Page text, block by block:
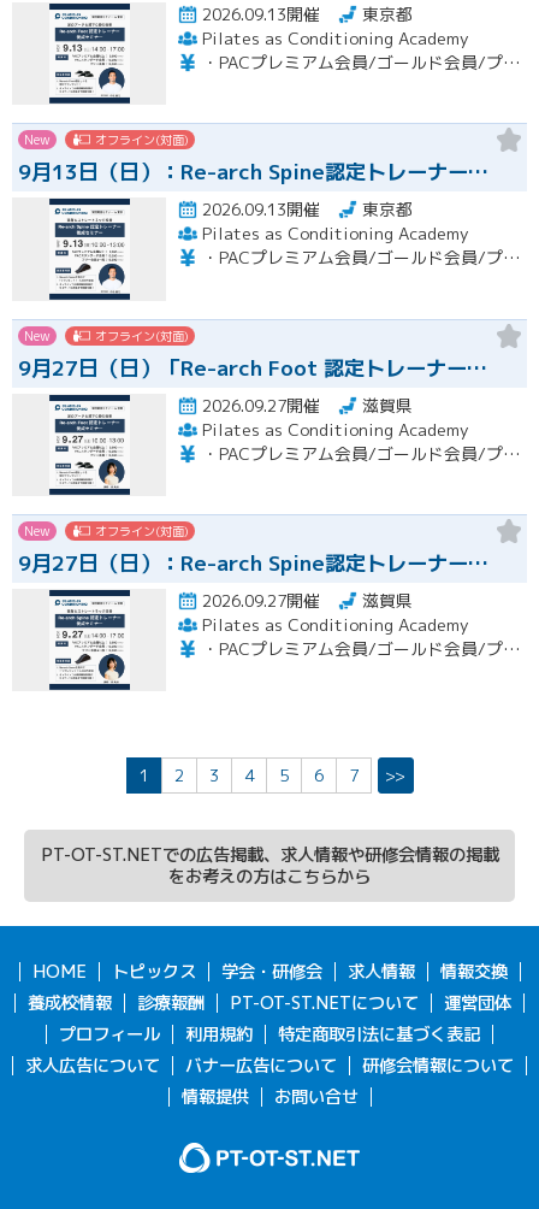
2026.09.13開催
東京都
Pilates as Conditioning Academy
・PACプレミアム会員/ゴールド会員/プラチナ会員：9,900円（税込） ・PACスタンダード会員：13,200円（税込） ・フリー会員：16,500円（税込）
New オフライン(対面)
9月13日（日）：Re-arch Spine認定トレーナー…
2026.09.13開催
東京都
Pilates as Conditioning Academy
・PACプレミアム会員/ゴールド会員/プラチナ会員：9,900円（税込） ・PACスタンダード会員：13,200円（税込） ・フリー会員：16,500円（税込）
New オフライン(対面)
9月27日（日）「Re-arch Foot 認定トレーナー…
2026.09.27開催
滋賀県
Pilates as Conditioning Academy
・PACプレミアム会員/ゴールド会員/プラチナ会員：9,900円（税込） ・PACスタンダード会員：13,200円（税込） ・フリー会員：16,500円（税込）
New オフライン(対面)
9月27日（日）：Re-arch Spine認定トレーナー…
2026.09.27開催
滋賀県
Pilates as Conditioning Academy
・PACプレミアム会員/ゴールド会員/プラチナ会員：9,900円（税込） ・PACスタンダード会員：13,200円（税込） ・フリー会員：16,500円（税込）
1 2 3 4 5 6 7 >>
PT-OT-ST.NETでの広告掲載、求人情報や研修会情報の掲載
をお考えの方はこちらから
HOME トピックス 学会・研修会 求人情報
情報交換
養成校情報
診療報酬 PT-OT-ST.NETについて
運営団体
プロフィール
利用規約
特定商取引法に基づく表記
求人広告について
バナー広告について
研修会情報について
情報提供
お問い合せ